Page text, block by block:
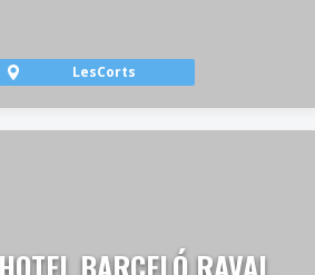
LesCorts
BARCELÓ RAVAL